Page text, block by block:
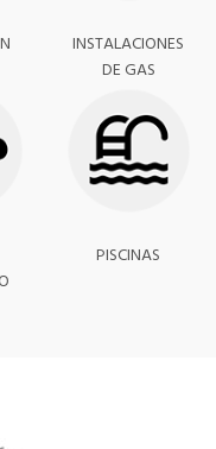
INSTALACIONES
DE GAS
PISCINAS